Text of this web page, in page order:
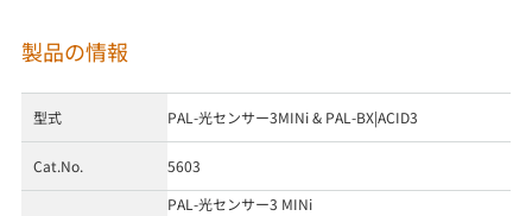
製品の情報
型式 PAL-光センサー3MINi & PAL-BX|ACID3
Cat.No. 5603
PAL-光センサー3 MINi